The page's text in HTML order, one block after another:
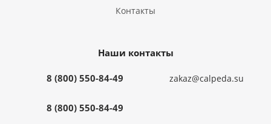
Контакты
Наши контакты
8 (800) 550-84-49
8 (800) 550-84-49
zakaz@calpeda.su